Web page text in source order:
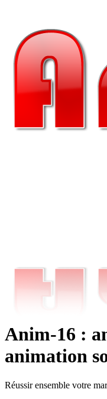
Anim-16 :
animation
Réussir ensemble votre